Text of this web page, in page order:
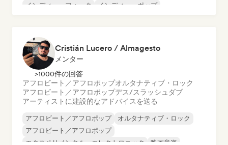
インディー・フォーク
インディー・ポップ
Cristián Lucero / Almagesto
メンター
>1000件の回答
アフロビート／アフロポップオルタナティブ・ロック
アフロビート／アフロポップデス/スラッシュ ダブ
アーティストに建設的なアドバイスを送る
アフロビート／アフロポップ
オルタナティブ・ロック
アフロビート／アフロポップ
エクスペリメンタル・エレクトロニック
映画音楽